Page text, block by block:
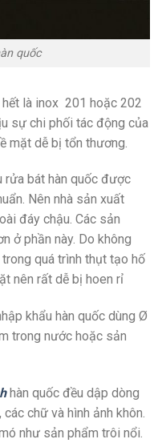
quốc
là inox 201 hoặc 202
sự chi phối tác động của
mặt dễ bị tổn thương.
rửa bát hàn quốc được
Nên nhà sản xuất
đáy chậu. Các sản
ở phần này. Do không
quá trình thụt tạo hố
nên rất dễ bị hoen rỉ
khẩu hàn quốc dùng Ø
trong nước hoặc sản
hàn quốc đều dập dòng
chữ và hình ảnh khôn.
như sản phẩm trôi nổi.